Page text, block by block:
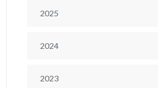
2025
2024
2023